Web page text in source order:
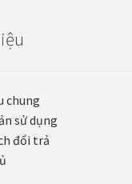
chung
sử dụng
đổi trả